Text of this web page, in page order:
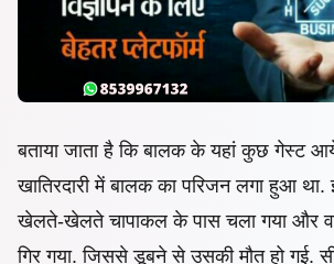
बताया जाता है कि बालक के यहां कुछ गेस्ट
खातिरदारी में बालक का परिजन लगा हुआ था.
खेलते-खेलते चापाकल के पास चला गया और
गिर गया. जिससे डूबने से उसकी मौत हो गई.